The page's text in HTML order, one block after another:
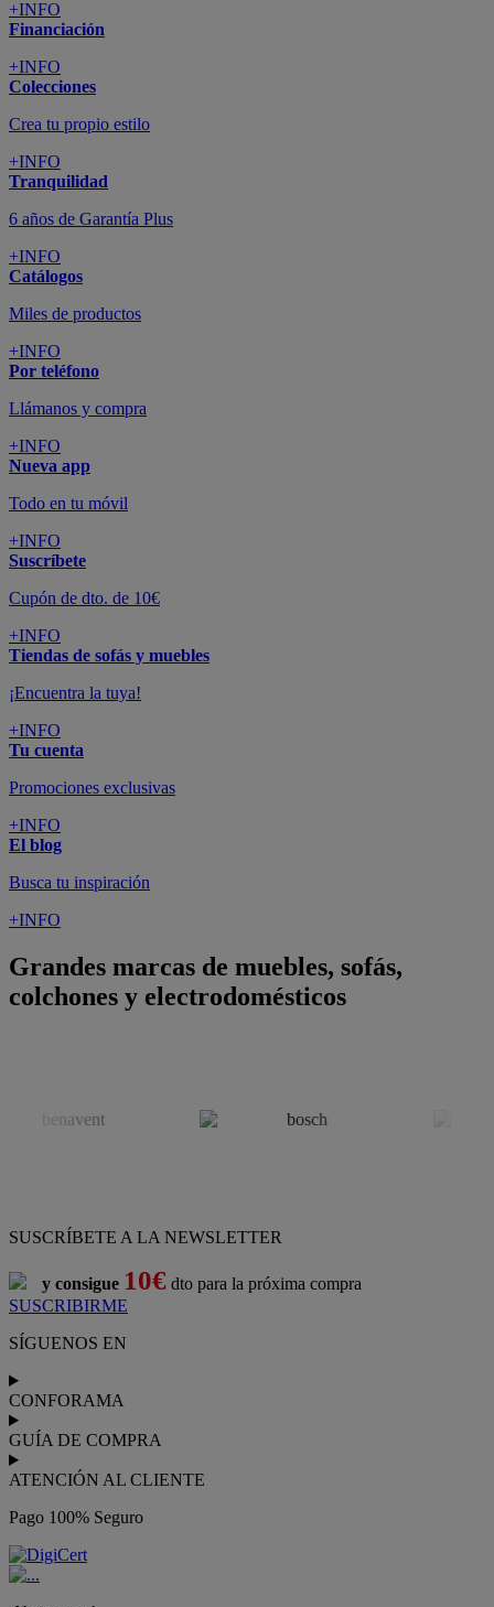
+INFO
Financiación
+INFO
Colecciones
Crea tu propio estilo
+INFO
Tranquilidad
6 años de Garantía Plus
+INFO
Catálogos
Miles de productos
+INFO
Por teléfono
Llámanos y compra
+INFO
Nueva app
Todo en tu móvil
+INFO
Suscríbete
Cupón de dto. de 10€
+INFO
Tiendas de sofás y muebles
¡Encuentra la tuya!
+INFO
Tu cuenta
Promociones exclusivas
+INFO
El blog
Busca tu inspiración
+INFO
Grandes marcas de muebles, sofás,
colchones y electrodomésticos
SUSCRÍBETE A LA NEWSLETTER
y consigue 10€ dto para la próxima compra
SUSCRIBIRME
SÍGUENOS EN
CONFORAMA
GUÍA DE COMPRA
ATENCIÓN AL CLIENTE
Pago 100% Seguro